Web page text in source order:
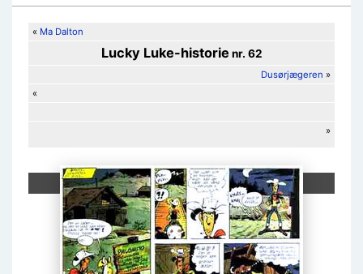
« Ma Dalton
Lucky Luke-historienr. 62
Dusørjægeren »
«
»